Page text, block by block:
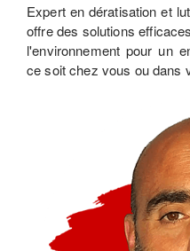
Expert en dératisation et
offre des solutions
l'environnement pour un
ce soit chez vous ou dans